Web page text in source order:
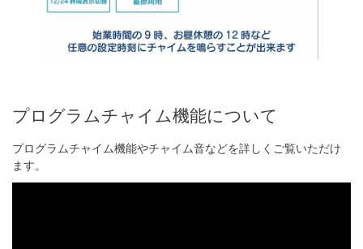
プログラムチャイム機能について
プログラムチャイム機能やチャイム音などを詳しくご覧いただけ
ます。